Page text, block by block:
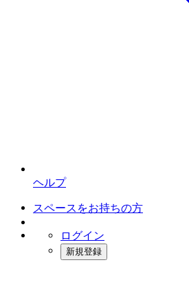
ヘルプ
スペースをお持ちの方
ログイン
新規登録